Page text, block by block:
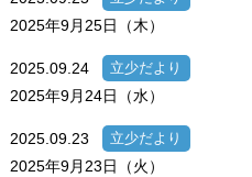
2025年9月25日（木）
2025.09.24 立少だより
2025年9月24日（水）
2025.09.23 立少だより
2025年9月23日（火）